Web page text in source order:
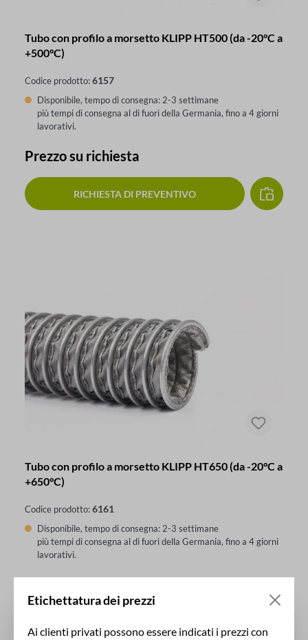
Tubo con profilo a morsetto KLIPP HT500 (da -20°C a
+500°C)
Codice prodotto:6157
Disponibile, tempo di consegna: 2-3 settimane
più tempi di consegna al di fuori della Germania, fino a 4 giorni
lavorativi.
Prezzo su richiesta
RICHIESTA DI PREVENTIVO
Tubo con profilo a morsetto KLIPP HT650 (da -20°C a
+650°C)
Codice prodotto:6161
Disponibile, tempo di consegna: 2-3 settimane
più tempi di consegna al di fuori della Germania, fino a 4 giorni
lavorativi.
Etichettatura dei prezzi
Ai clienti privati possono essere indicati i prezzi con